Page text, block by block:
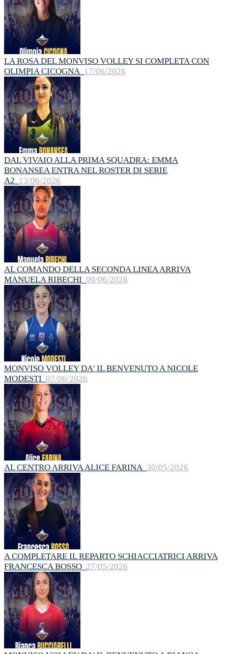
LA ROSA DEL MONVISO VOLLEY SI COMPLETA CON
OLIMPIA CICOGNA 17/06/2026
DAL VIVAIO ALLA PRIMA SQUADRA: EMMA
BONANSEA ENTRA NEL ROSTER DI SERIE
A2 13/06/2026
AL COMANDO DELLA SECONDA LINEA ARRIVA
MANUELA RIBECHI 09/06/2026
MONVISO VOLLEY DA' IL BENVENUTO A NICOLE
MODESTI 07/06/2026
AL CENTRO ARRIVA ALICE FARINA 30/05/2026
A COMPLETARE IL REPARTO SCHIACCIATRICI ARRIVA
FRANCESCA BOSSO 27/05/2026